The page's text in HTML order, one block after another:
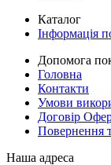
Каталог
Інформація
Допомога
Головна
Контакти
Умови
Договір
Повернення
Наша адреса